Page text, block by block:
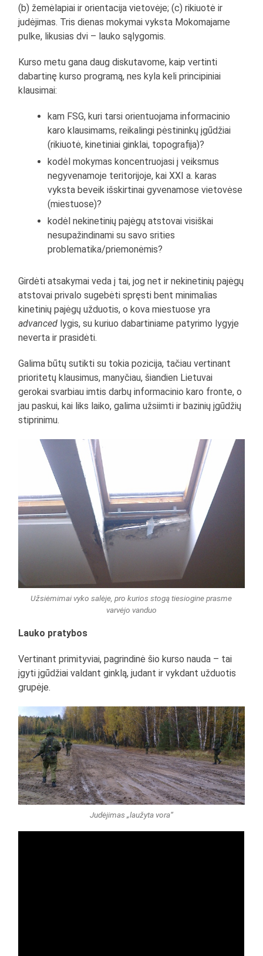
(b) žemėlapiai ir orientacija vietovėje; (c) rikiuotė ir
judėjimas. Tris dienas mokymai vyksta Mokomajame
pulke, likusias dvi – lauko sąlygomis.
Kurso metu gana daug diskutavome, kaip vertinti
dabartinę kurso programą, nes kyla keli principiniai
klausimai:
kam FSG, kuri tarsi orientuojama informacinio
karo klausimams, reikalingi pėstininkų įgūdžiai
(rikiuotė, kinetiniai ginklai, topografija)?
kodėl mokymas koncentruojasi į veiksmus
negyvenamoje teritorijoje, kai XXI a. karas
vyksta beveik išskirtinai gyvenamose vietovėse
(miestuose)?
kodėl nekinetinių pajėgų atstovai visiškai
nesupažindinami su savo srities
problematika/priemonėmis?
Girdėti atsakymai veda į tai, jog net ir nekinetinių pajėgų
atstovai privalo sugebėti spręsti bent minimalias
kinetinių pajėgų užduotis, o kova miestuose yra
advanced lygis, su kuriuo dabartiniame patyrimo lygyje
neverta ir prasidėti.
Galima būtų sutikti su tokia pozicija, tačiau vertinant
prioritetų klausimus, manyčiau, šiandien Lietuvai
gerokai svarbiau imtis darbų informacinio karo fronte, o
jau paskui, kai liks laiko, galima užsiimti ir bazinių įgūdžių
stiprinimu.
Užsiėmimai vyko salėje, pro kurios stogą tiesiogine prasme
varvėjo vanduo
Lauko pratybos
Vertinant primityviai, pagrindinė šio kurso nauda – tai
įgyti įgūdžiai valdant ginklą, judant ir vykdant užduotis
grupėje.
Judėjimas „laužyta vora“